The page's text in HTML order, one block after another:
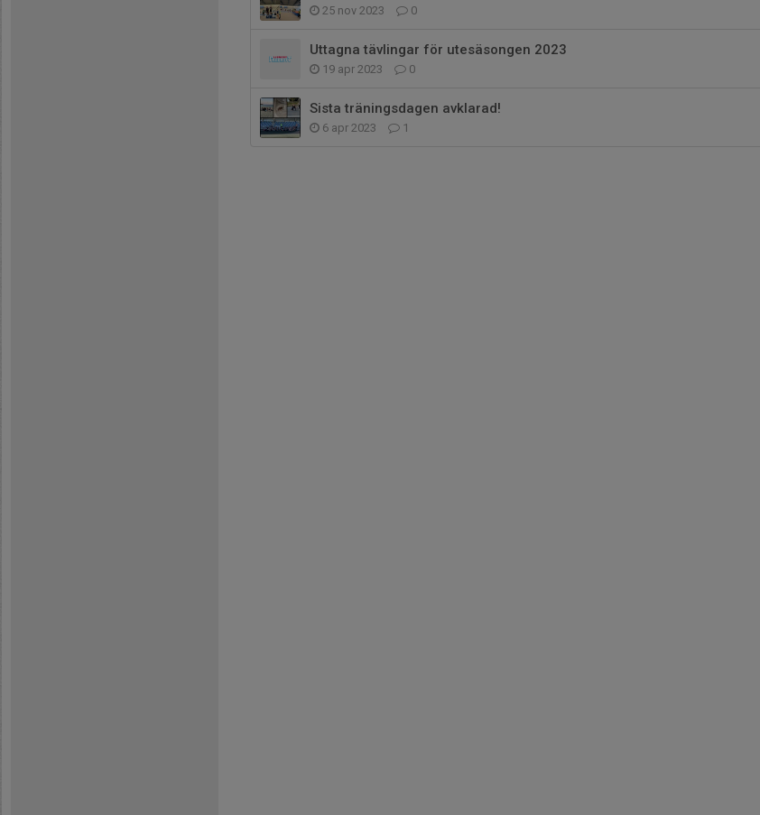
25 nov 2023 0
Uttagna tävlingar för utesäsongen 2023
19 apr 2023 0
Sista träningsdagen avklarad!
6 apr 2023 1